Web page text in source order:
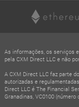
As informações, os serviços
pela CXM Direct LLC e não
A CXM Direct LLC faz parte
autorizadas e
Direct LLC é The Financial
Granadinas, VC0100 (número